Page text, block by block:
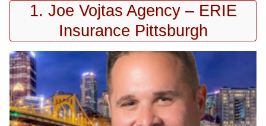
1. Joe Vojtas Agency – ERIE
Insurance Pittsburgh